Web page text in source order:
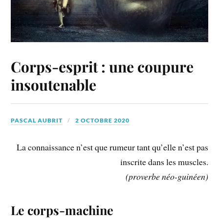
Corps-esprit : une coupure
insoutenable
PASCAL AUBRIT 2 OCTOBRE 2020
La connaissance n’est que rumeur tant qu’elle n’est pas
inscrite dans les muscles.
(proverbe néo-guinéen)
Le corps-machine